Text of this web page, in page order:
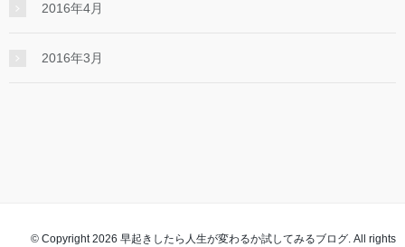
2016年4月
2016年3月
© Copyright 2026 早起きしたら人生が変わるか試してみるブログ. All rights